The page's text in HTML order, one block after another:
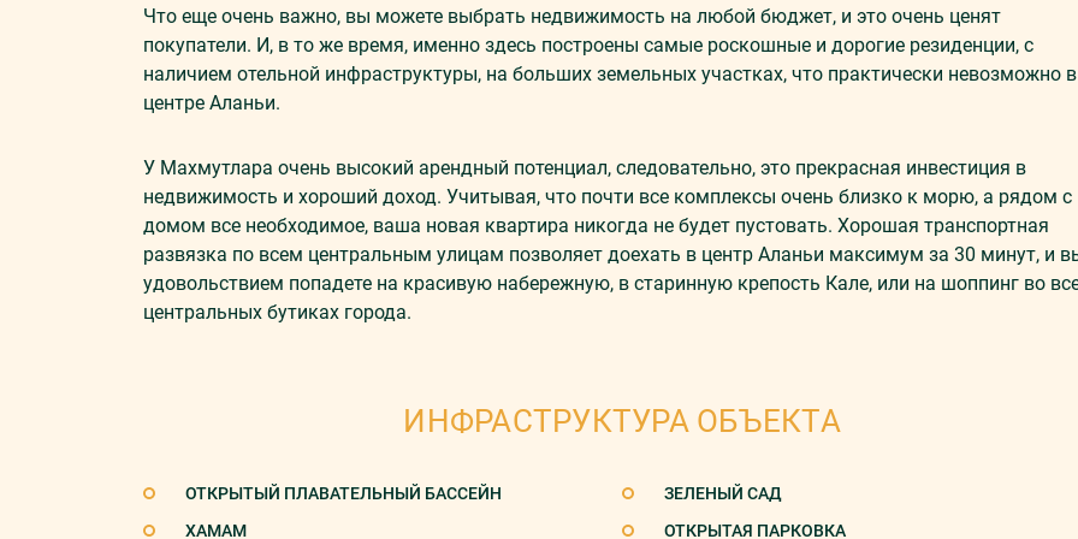
Что еще очень важно, вы можете выбрать недвижимость на любой бюджет, и это очень ценят
покупатели. И, в то же время, именно здесь построены самые роскошные и дорогие резиденции, с
наличием отельной инфраструктуры, на больших земельных участках, что практически невозможно в
центре Аланьи.
У Махмутлара очень высокий арендный потенциал, следовательно, это прекрасная инвестиция в
недвижимость и хороший доход. Учитывая, что почти все комплексы очень близко к морю, а рядом с
домом все необходимое, ваша новая квартира никогда не будет пустовать. Хорошая транспортная
развязка по всем центральным улицам позволяет доехать в центр Аланьи максимум за 30 минут, и
удовольствием попадете на красивую набережную, в старинную крепость Кале, или на шоппинг во
центральных бутиках города.
ИНФРАСТРУКТУРА ОБЪЕКТА
ОТКРЫТЫЙ ПЛАВАТЕЛЬНЫЙ БАССЕЙН
ХАМАМ
ЗЕЛЕНЫЙ САД
ОТКРЫТАЯ ПАРКОВКА